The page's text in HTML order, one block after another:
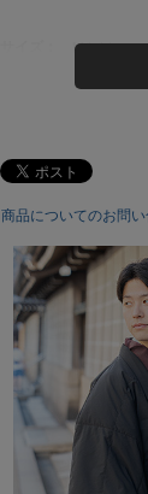
M/L/LL
表地・裏
配送：
宅配便
注意事項：[取り扱いに
商品付属の
[梱包・包
ゴミ削減
ンに努め
過剰梱包
なお、包装
ります。
ご了承くだ
商品についてのお問